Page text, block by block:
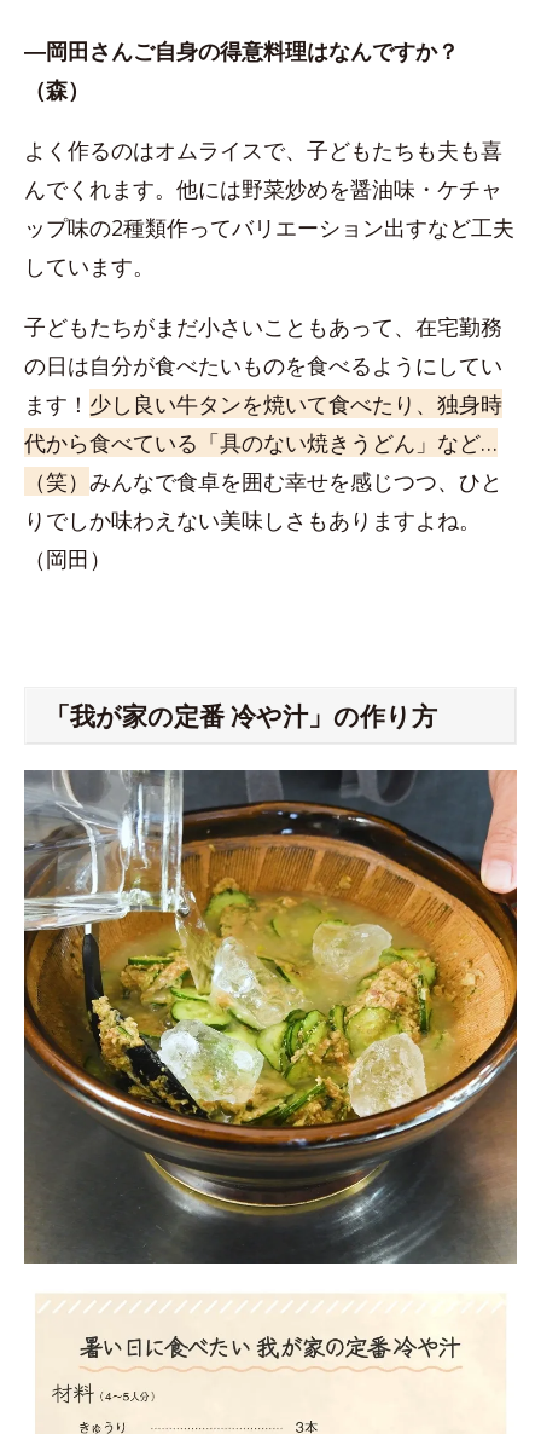
―岡田さんご自身の得意料理はなんですか？
（森）
よく作るのはオムライスで、子どもたちも夫も喜
んでくれます。他には野菜炒めを醤油味・ケチャ
ップ味の2種類作ってバリエーション出すなど工夫
しています。
子どもたちがまだ小さいこともあって、在宅勤務
の日は自分が食べたいものを食べるようにしてい
ます！ 少し良い牛タンを焼いて食べたり、独身時
代から食べている「具のない焼きうどん」など…
（笑） みんなで食卓を囲む幸せを感じつつ、ひと
りでしか味わえない美味しさもありますよね。
（岡田）
「我が家の定番 冷や汁」の作り方